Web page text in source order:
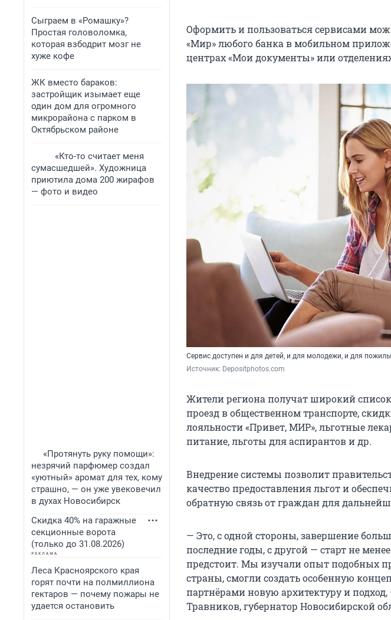
Сыграем в «Ромашку»?
Простая головоломка,
которая взбодрит мозг не
хуже кофе
ЖК вместо бараков:
застройщик изымает еще
один дом для огромного
микрорайона с парком в
Октябрьском районе
«Кто-то считает меня
сумасшедшей». Художница
приютила дома 200 жирафов
— фото и видео
«Протянуть руку помощи»:
незрячий парфюмер создал
«уютный» аромат для тех, кому
страшно, — он уже увековечил
в духах Новосибирск
Скидка 40% на гаражные
секционные ворота
(только до 31.08.2026)
Леса Красноярского края
горят почти на полмиллиона
гектаров — почему пожары не
удается остановить
Оформить и пользоваться сервисами
«Мир» любого банка в мобильном
центрах «Мои документы» или
Сервис доступен и для детей, и для молодежи, и для
Источник: Depositphotos.com
Жители региона получат широкий
проезд в общественном транспорте,
лояльности «Привет, МИР», льготные
питание, льготы для аспирантов и др.
Внедрение системы позволит
качество предоставления льгот и
обратную связь от граждан для
— Это, с одной стороны, завершение
последние годы, с другой — старт не
предстоит. Мы изучали опыт подобных
страны, смогли создать особенную
партнёрами новую архитектуру и
Травников, губернатор Новосибирской